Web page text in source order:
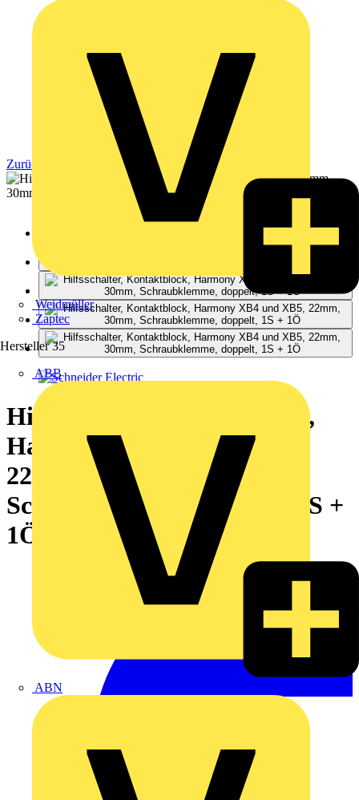
Weidmüller
Zaptec
Hersteller 35
ABB
ABN
Zurück zu Produkte
Hilfsschalter, Kontaktblock,
Harmony XB4 und XB5,
22mm, 30mm,
Schraubklemme, doppelt, 1S +
1Ö